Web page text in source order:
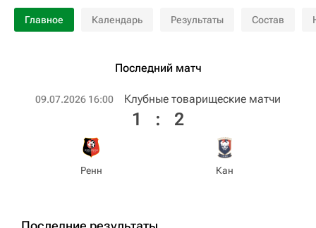
Главное Календарь Результаты Состав
Последний матч
09.07.2026 16:00 Клубные товарищеские матчи
Ренн
1 : 2
Кан